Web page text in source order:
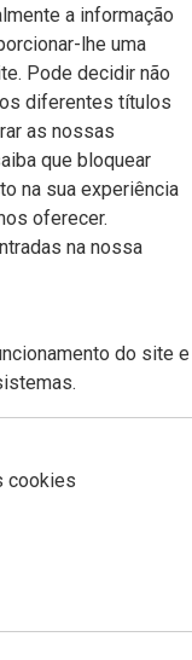
a informação
lhe uma
Pode decidir não
diferentes títulos
as nossas
que bloquear
na sua experiência
oferecer.
na nossa
do site e
cookies